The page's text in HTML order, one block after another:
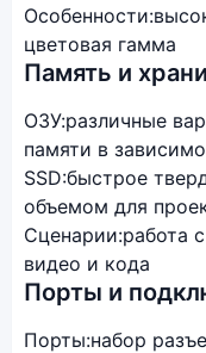
Особенности:
цветовая гамма
Память и
ОЗУ:различные
памяти в
SSD:быстрое
объемом для
Сценарии:работа
видео и кода
Порты и
Порты:набор